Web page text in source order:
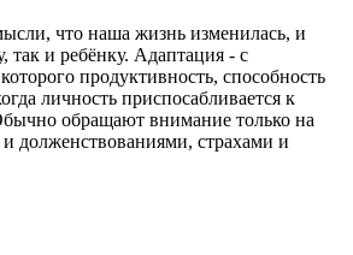
что наша жизнь изменилась, и
так и ребёнку. Адаптация - с
продуктивность, способность
личность приспосабливается к
обращают внимание только на
долженствованиями, страхами и